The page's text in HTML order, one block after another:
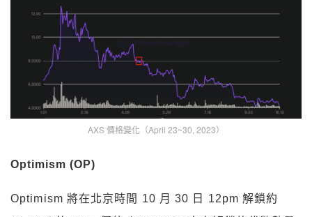
AXS 價格變化（April 23~30, 2023）
Optimism (OP)
Optimism 將在北京時間 10 月 30 日 12pm 解鎖約